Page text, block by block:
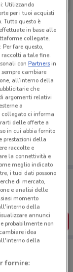
vicino a te,
comodamente
Utilizzando
per i tuoi acquisti
Tutto questo è
in base alle
collegate,
fare questo,
raccolti a tale fine.
conPartnersin
cambiare
all’interno della
che
argomenti relativi
a
collegato ci informa
delle offerte a
in cui abbia fornito
prestazioni della
raccolte e
la connettività e
meglio indicato
i tuoi dati possono
di mercato,
e analisi delle
momento
della
annunci
probabilmente non
idea
della
fornire: